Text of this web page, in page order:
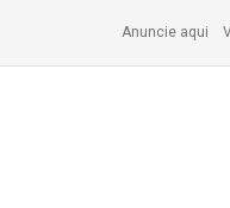
Anuncie aqui